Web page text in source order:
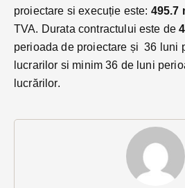
proiectare si execuție este: 495.7
TVA. Durata contractului este de
perioada de proiectare și 36 luni
lucrarilor si minim 36 de luni
lucrărilor.